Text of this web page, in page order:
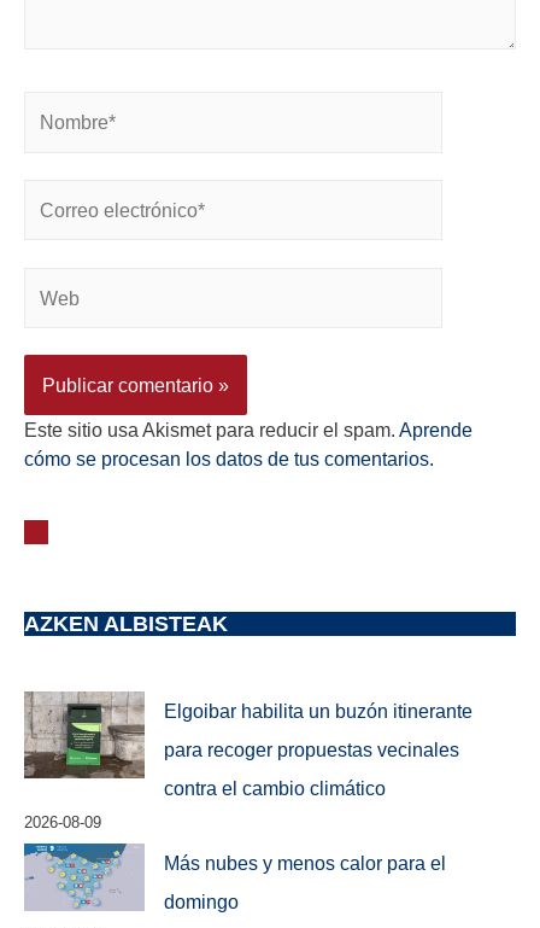
Este sitio usa Akismet para reducir el spam. Aprende
cómo se procesan los datos de tus comentarios.
AZKEN ALBISTEAK
Elgoibar habilita un buzón itinerante
para recoger propuestas vecinales
contra el cambio climático
2026-08-09
Más nubes y menos calor para el
domingo